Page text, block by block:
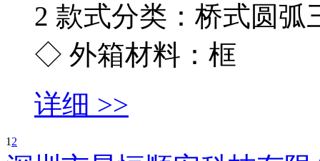
2 款式分类：桥式圆弧
◇ 外箱材料：框
详细 >>
1 2